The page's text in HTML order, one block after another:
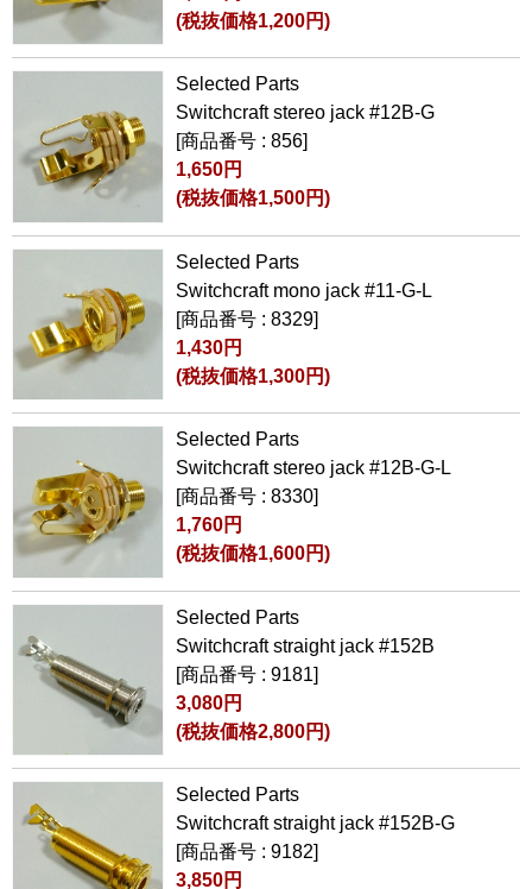
(税抜価格1,200円)
Selected Parts
Switchcraft stereo jack #12B-G
[商品番号 : 856]
1,650円
(税抜価格1,500円)
Selected Parts
Switchcraft mono jack #11-G-L
[商品番号 : 8329]
1,430円
(税抜価格1,300円)
Selected Parts
Switchcraft stereo jack #12B-G-L
[商品番号 : 8330]
1,760円
(税抜価格1,600円)
Selected Parts
Switchcraft straight jack #152B
[商品番号 : 9181]
3,080円
(税抜価格2,800円)
Selected Parts
Switchcraft straight jack #152B-G
[商品番号 : 9182]
3,850円